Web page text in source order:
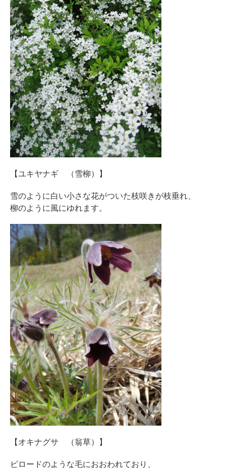
【ユキヤナギ （雪柳）】
雪のように白い小さな花がついた枝咲きが枝垂れ、
柳のように風にゆれます。
【オキナグサ （翁草）】
ビロードのような毛におおわれており、